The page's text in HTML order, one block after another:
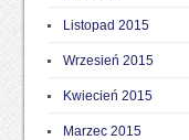
Listopad 2015
Wrzesień 2015
Kwiecień 2015
Marzec 2015